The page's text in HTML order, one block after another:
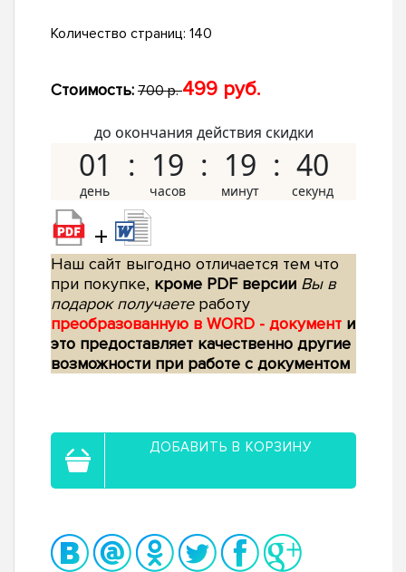
Количество страниц: 140
Стоимость: 700 р.499 руб.
до окончания действия скидки
01 19 19 39
+
Наш сайт выгодно отличается тем что
при покупке, кроме PDF версии Вы в
подарок получаетеработу
преобразованную в WORD - документ и
это предоставляет качественно другие
возможности при работе с документом
ДОБАВИТЬ В КОРЗИНУ